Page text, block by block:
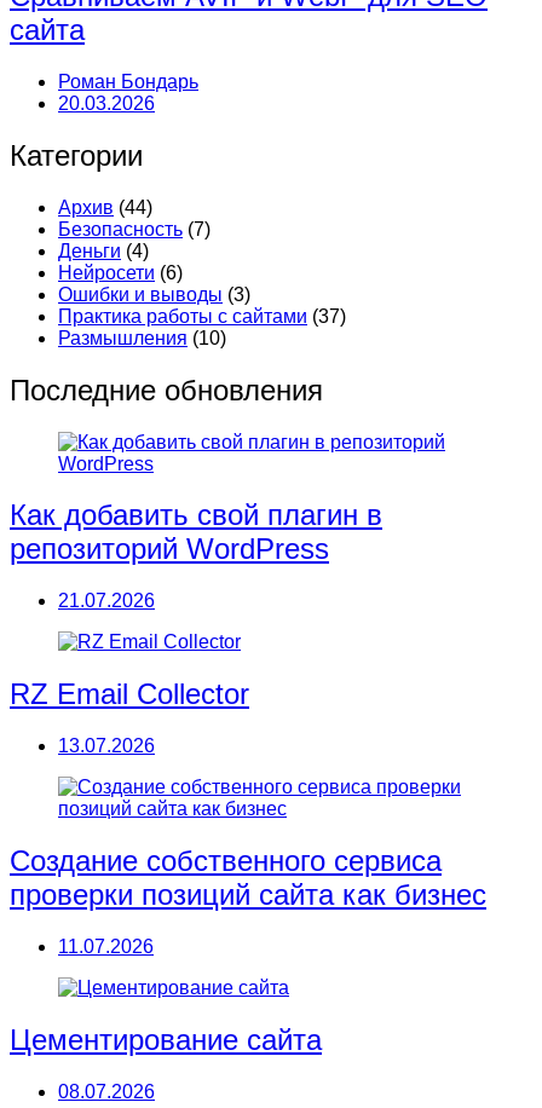
сайта
Роман Бондарь
20.03.2026
Категории
Архив (44)
Безопасность (7)
Деньги (4)
Нейросети (6)
Ошибки и выводы (3)
Практика работы с сайтами (37)
Размышления (10)
Последние обновления
Как добавить свой плагин в
репозиторий WordPress
21.07.2026
RZ Email Collector
13.07.2026
Создание собственного сервиса
проверки позиций сайта как бизнес
11.07.2026
Цементирование сайта
08.07.2026